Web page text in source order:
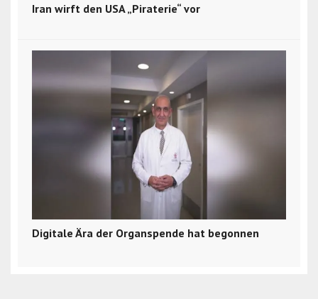
Iran wirft den USA „Piraterie“ vor
Digitale Ära der Organspende hat begonnen